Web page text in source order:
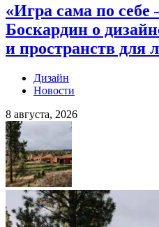
«Игра сама по
Боскардин о
и пространств для
Дизайн
Новости
8 августа, 2026